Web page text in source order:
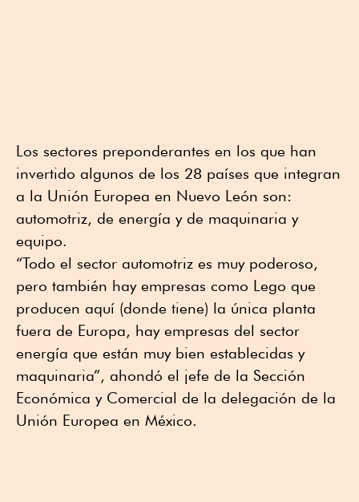
Los sectores preponderantes en los que han
invertido algunos de los 28 países que integran
a la Unión Europea en Nuevo León son:
automotriz, de energía y de maquinaria y
equipo.
“Todo el sector automotriz es muy poderoso,
pero también hay empresas como Lego que
producen aquí (donde tiene) la única planta
fuera de Europa, hay empresas del sector
energía que están muy bien establecidas y
maquinaria”, ahondó el jefe de la Sección
Económica y Comercial de la delegación de la
Unión Europea en México.